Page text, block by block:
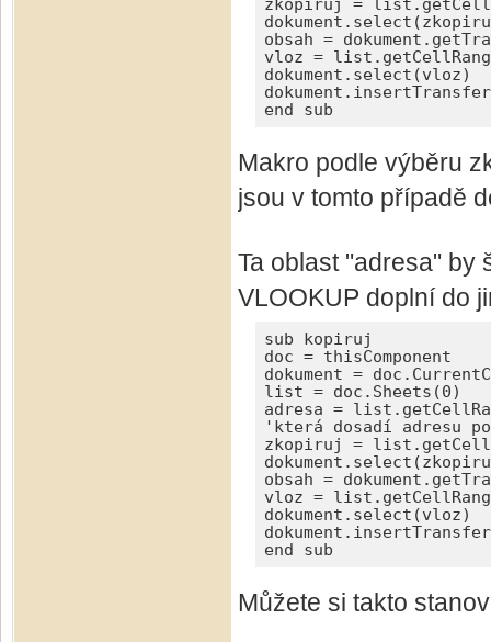
zkopiruj =
obsah =
vloz =
dokument.select(vloz)
end sub
Makro podle výběru
jsou v tomto případě
Ta oblast "adresa" by
VLOOKUP doplní do
sub kopiruj
doc = thisComponent
dokument =
list = doc.Sheets(0)
adresa =
'která dosadí adresu
zkopiruj =
obsah =
vloz =
dokument.select(vloz)
end sub
Můžete si takto